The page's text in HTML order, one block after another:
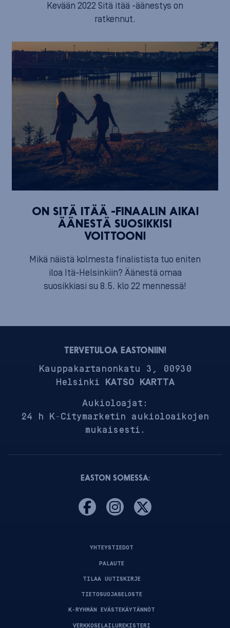
Kevään 2022 Sitä itää -äänestys on
ratkennut.
ON SITÄ ITÄÄ -FINAALIN AIKA!
ÄÄNESTÄ SUOSIKKISI
VOITTOON!
Mikä näistä kolmesta finalistista tuo eniten
iloa Itä-Helsinkiin? Äänestä omaa
suosikkiasi su 8.5. klo 22 mennessä!
TERVETULOA EASTONIIN!
Kauppakartanonkatu 3, 00930
Helsinki KATSO KARTTA
Aukioloajat:
24 h K-Citymarketin aukioloaikojen
mukaisesti.
EASTON SOMESSA:
YHTEYSTIEDOT
PALAUTE
TILAA UUTISKIRJE
TIETOSUOJASELOSTE
K-RYHMÄN EVÄSTEKÄYTÄNNÖT
VERKKOSELAILUREKISTERI